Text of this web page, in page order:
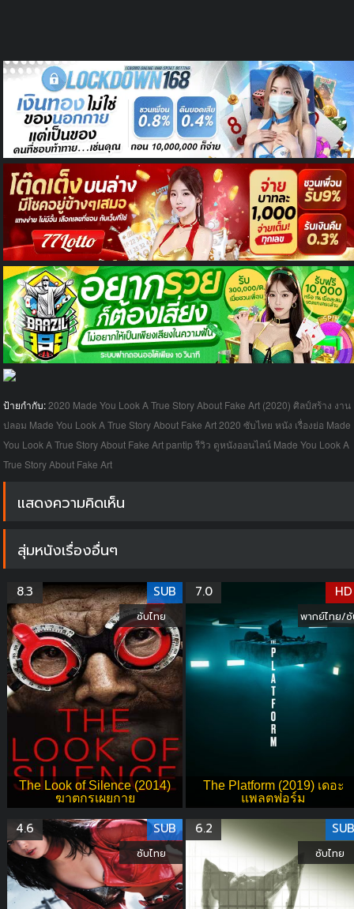
ป้ายกำกับ:2020 Made You Look A True Story About Fake Art (2020) ศิลป์สร้าง งาน
ปลอม Made You Look A True Story About Fake Art 2020 ซับไทย หนัง เรื่องย่อ Made
You Look A True Story About Fake Art pantip รีวิว ดูหนังออนไลน์ Made You Look A
True Story About Fake Art
แสดงความคิดเห็น
สุ่มหนังเรื่องอื่นๆ
The Look of Silence (2014)
ฆาตกรเผยกาย
8.3 SUB
ซับไทย
The Platform (2019) เดอะ
แพลตฟอร์ม
7.0 HD
พากย์ไทย/
4.6 SUB
ซับไทย
6.2 SUB
ซับไทย